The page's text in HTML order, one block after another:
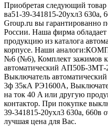
Приобретая следующий
ва51-39-341815-20ухл3 630а,
Group.ru вы гарантированно
России. Наша фирма обладает
продукцию из каталога
корпусе. Наши
№6 (№6), Комплект зажимов
автоматический АП50Б-
Выключатель
3ф 35кА РЭ1600А,
на ток 40 A или другую
контактор. При покупке
39-341815-20ухл3 630а, 660в
лучшая цена для Вас.